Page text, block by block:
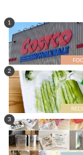
1
2
3